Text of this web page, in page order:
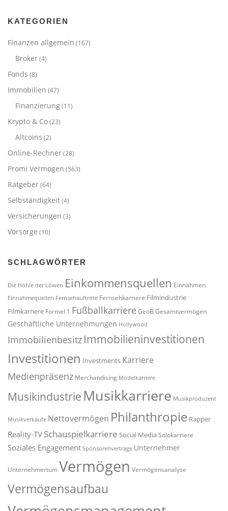
KATEGORIEN
Finanzen allgemein (167)
Broker(4)
Fonds (8)
Immobilien (47)
Finanzierung(11)
Krypto & Co(23)
Altcoins (2)
Online-Rechner(28)
Promi Vermögen (563)
Ratgeber(64)
Selbständigkeit(4)
Versicherungen (3)
Vorsorge (10)
SCHLAGWÖRTER
Die Höhle der Löwen Einkommensquellen Einnahmen
Einnahmequellen Fernsehauftritte Fernsehkarriere Filmindustrie
Filmkarriere Formel 1 Fußballkarriere GeoB Gesamtvermögen
Geschäftliche Unternehmungen Hollywood
Immobilienbesitz Immobilieninvestitionen
Investitionen Investments Karriere
Medienpräsenz Merchandising Modelkarriere
Musikindustrie Musikkarriere Musikproduzent
Musikverkäufe Nettovermögen Philanthropie Rapper
Reality-TV Schauspielkarriere Social MediaSolokarriere
Soziales Engagement Sponsorenverträge Unternehmer
UnternehmertumVermögen Vermögensanalyse
Vermögensaufbau